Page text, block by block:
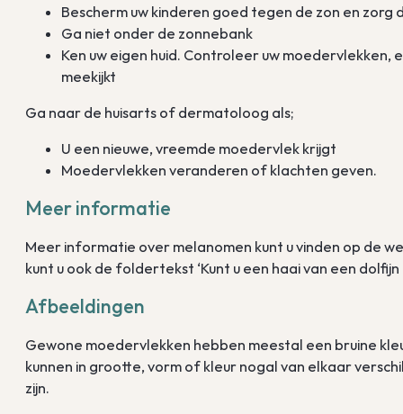
Bescherm uw kinderen goed tegen de zon en
Ga niet onder de zonnebank
Ken uw eigen huid. Controleer uw
meekijkt
Ga naar de huisarts of dermatoloog als;
U een nieuwe, vreemde moedervlek krijgt
Moedervlekken veranderen of klachten geven.
Meer informatie
Meer informatie over melanomen kunt u vinden op de
kunt u ook de foldertekst ‘Kunt u een haai van een
Afbeeldingen
Gewone moedervlekken hebben meestal een bruine
kunnen in grootte, vorm of kleur nogal van elkaar
zijn.